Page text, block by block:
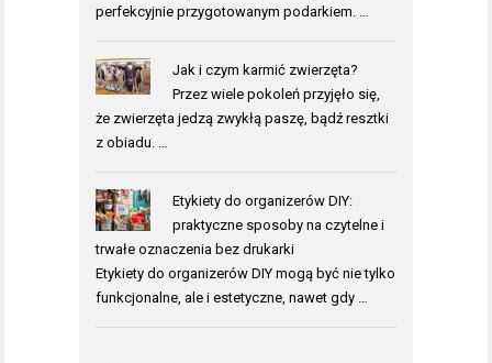
perfekcyjnie przygotowanym podarkiem. …
Jak i czym karmić zwierzęta?
Przez wiele pokoleń przyjęło się,
że zwierzęta jedzą zwykłą paszę, bądź resztki
z obiadu. …
Etykiety do organizerów DIY:
praktyczne sposoby na czytelne i
trwałe oznaczenia bez drukarki
Etykiety do organizerów DIY mogą być nie tylko
funkcjonalne, ale i estetyczne, nawet gdy …